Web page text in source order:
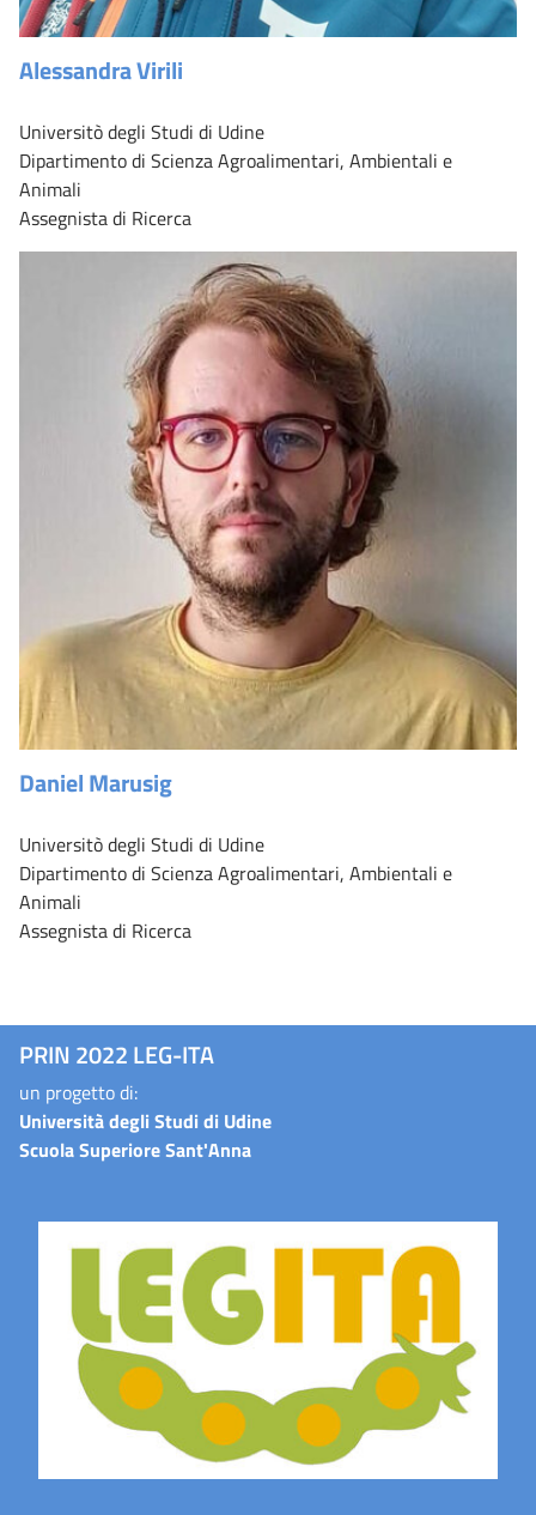
Alessandra Virili
Universitò degli Studi di Udine
Dipartimento di Scienza Agroalimentari, Ambientali e
Animali
Assegnista di Ricerca
Daniel Marusig
Universitò degli Studi di Udine
Dipartimento di Scienza Agroalimentari, Ambientali e
Animali
Assegnista di Ricerca
PRIN 2022 LEG-ITA
un progetto di:
Università degli Studi di Udine
Scuola Superiore Sant'Anna